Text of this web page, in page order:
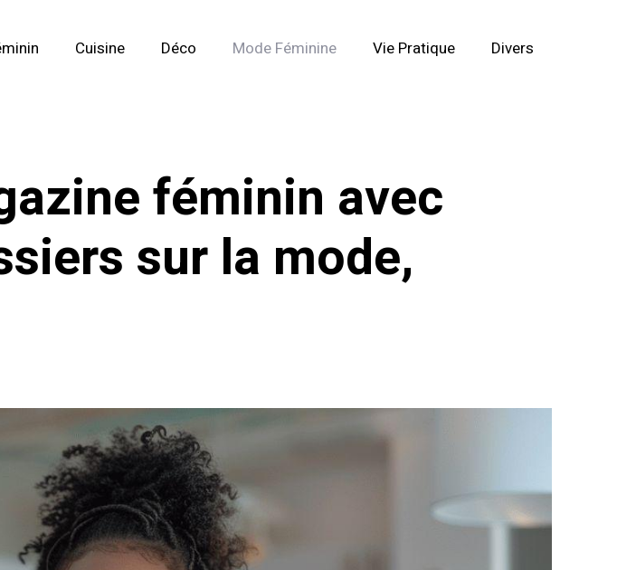
Cuisine Déco Mode Féminine Vie Pratique Divers
féminin avec
sur la mode,